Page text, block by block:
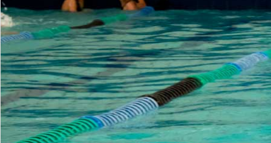
INSTITUCIONAL